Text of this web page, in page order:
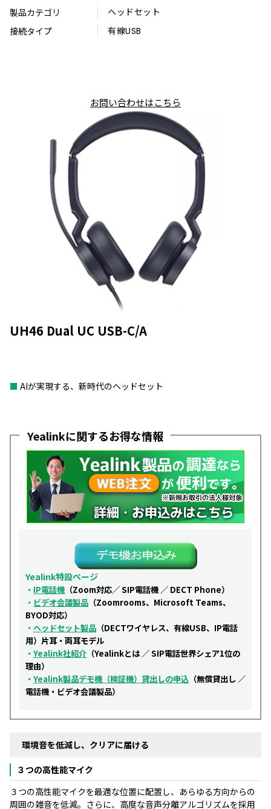
製品カテゴリ
ヘッドセット
接続タイプ
有線USB
お問い合わせはこちら
UH46 Dual UC USB-C/A
■ AIが実現する、新時代のヘッドセット
Yealinkに関するお得な情報
Yealink特設ページ
・ IP電話機（Zoom対応／ SIP電話機 ／ DECT Phone）
・ ビデオ会議製品 （Zoomrooms、Microsoft Teams、
BYOD対応）
・ ヘッドセット製品 （DECTワイヤレス、有線USB、IP電話
用）片耳・両耳モデル
・ Yealink社紹介 （Yealinkとは ／ SIP電話世界シェア1位の
理由）
・ Yealink製品デモ機（検証機）貸出しの申込 （無償貸出し ／
電話機・ビデオ会議製品）
環境音を低減し、クリアに届ける
３つの高性能マイク
３つの高性能マイクを最適な位置に配置し、あらゆる方向からの
周囲の雑音を低減。さらに、高度な音声分離アルゴリズムを採用